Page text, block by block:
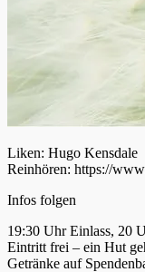
Liken: Hugo Kensdale
Reinhören: https://
Infos folgen
19:30 Uhr Einlass, 20
Eintritt frei – ein Hut
Getränke auf